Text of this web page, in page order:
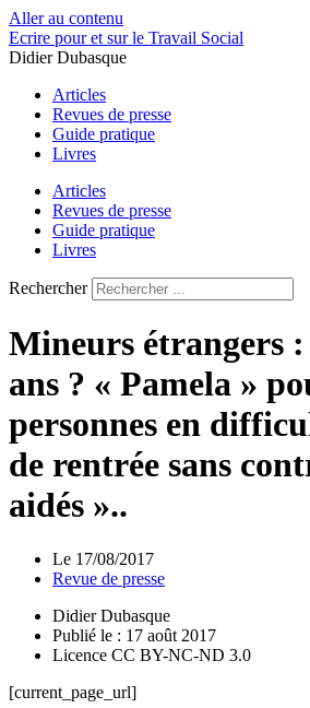
Aller au contenu
Ecrire pour et sur le Travail Social
Didier Dubasque
Articles
Revues de presse
Guide pratique
Livres
Articles
Revues de presse
Guide pratique
Livres
Rechercher
Mineurs étrangers :
ans ? « Pamela »
personnes en
de rentrée sans
aidés »..
Le 17/08/2017
Revue de presse
Didier Dubasque
Publié le : 17 août 2017
Licence CC BY-NC-ND 3.0
[current_page_url]